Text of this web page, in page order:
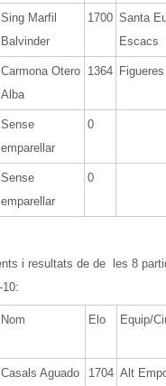
Sing Marfil
Balvinder
1700 Santa
Escacs
Carmona Otero
Alba
1364 Figueres
Sense
emparellar
0
Sense
emparellar
0
i resultats de de les 8
Nom Elo Equip/
Casals Aguado
1704 Alt